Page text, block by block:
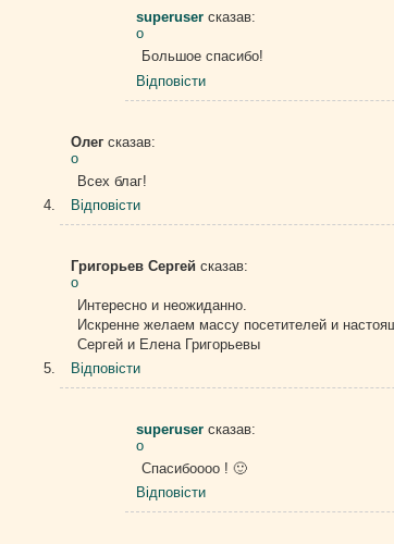
superuser сказав:
о
Большое спасибо!
Відповіcти
Олег сказав:
о
Всех благ!
Відповіcти
Григорьев Сергей сказав:
о
Интересно и неожиданно.
Искренне желаем массу посетителей и
Сергей и Елена Григорьевы
Відповіcти
superuser сказав:
о
Спасибоооо ! 🙂
Відповіcти